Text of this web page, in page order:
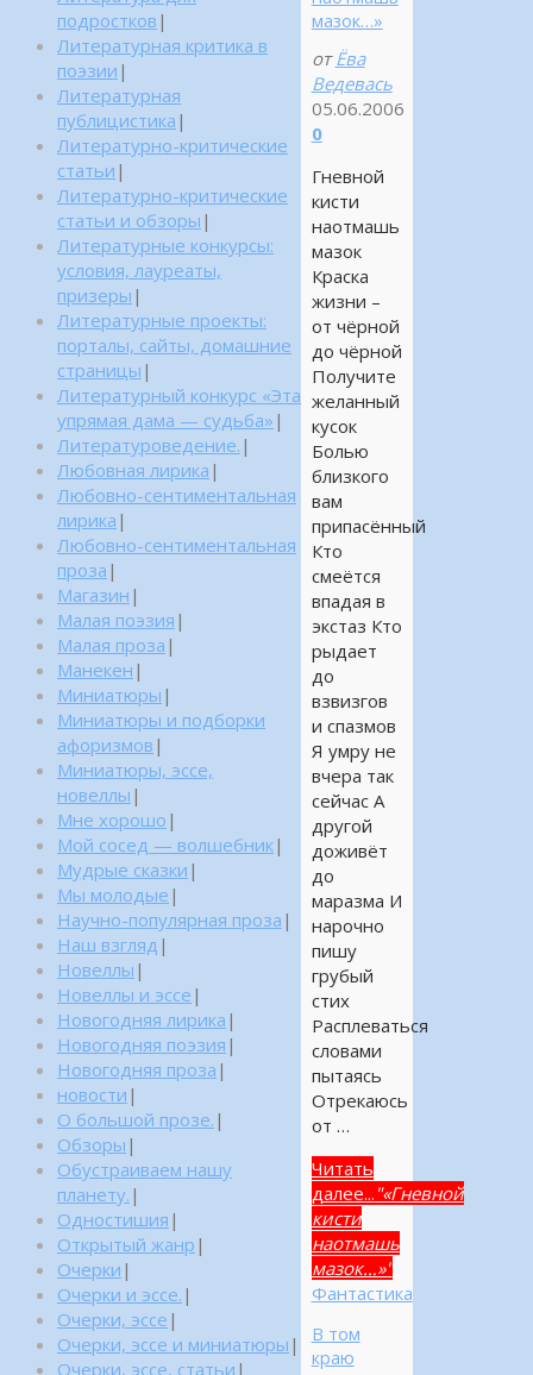
мазок…»
от Ёва
Ведевась
05.06.2006
0
Гневной
кисти
наотмашь
мазок
Краска
жизни –
от чёрной
до чёрной
Получите
желанный
кусок
Болью
близкого
вам
припасённый
Кто
смеётся
впадая в
экстаз Кто
рыдает
до
взвизгов
и спазмов
Я умру не
вчера так
сейчас А
другой
доживёт
до
маразма И
нарочно
пишу
грубый
стих
Расплеваться
словами
пытаясь
Отрекаюсь
от …
Читать
далее... "«Гневной
кисти
наотмашь
мазок…»"
Фантастика
В том
краю
подростков |
Литературная критика в
поэзии |
Литературная
публицистика |
Литературно-критические
статьи |
Литературно-критические
статьи и обзоры |
Литературные конкурсы:
условия, лауреаты,
призеры |
Литературные проекты:
порталы, сайты, домашние
страницы |
Литературный конкурс «Эта
упрямая дама — судьба» |
Литературоведение. |
Любовная лирика |
Любовно-сентиментальная
лирика |
Любовно-сентиментальная
проза |
Магазин |
Малая поэзия |
Малая проза |
Манекен |
Миниатюры |
Миниатюры и подборки
афоризмов |
Миниатюры, эссе,
новеллы |
Мне хорошо |
Мой сосед — волшебник|
Мудрые сказки |
Мы молодые |
Научно-популярная проза |
Наш взгляд |
Новеллы |
Новеллы и эссе |
Новогодняя лирика |
Новогодняя поэзия |
Новогодняя проза |
новости |
О большой прозе. |
Обзоры |
Обустраиваем нашу
планету. |
Одностишия |
Открытый жанр |
Очерки |
Очерки и эссе. |
Очерки, эссе |
Очерки, эссе и миниатюры |
Очерки, эссе, статьи |